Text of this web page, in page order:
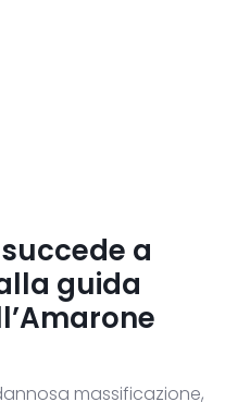
a
guida
massificazione,